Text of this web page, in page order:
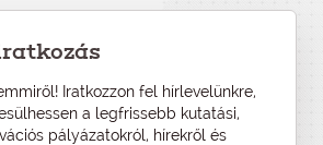
Iratkozzon fel hírlevelünkre,
a legfrissebb kutatási,
pályázatokról, hírekről és